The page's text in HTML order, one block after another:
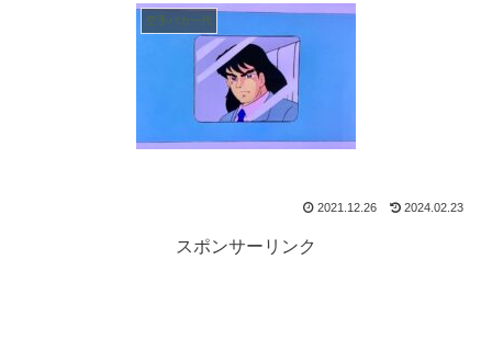
空手バカ一代
2021.12.26 2024.02.23
スポンサーリンク